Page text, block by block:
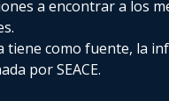
a encontrar a los
tiene como fuente, la
por SEACE.